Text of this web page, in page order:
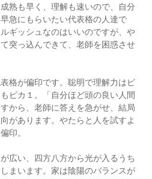
熟も早く、理解も速いので、自分
急にもらいたい代表格の人達で
ギッシュなのはいいのですが、や
突っ込んできて、老師を困惑させ
格が偏印です。聡明で理解力はピ
ピカ１。「自分ほど頭の良い人間
から、老師に答えを急がせ、結局
があります。やたらと人を試すよ
印。
広い、四方八方から光が入るうち
まいます。家は陰陽のバランスが